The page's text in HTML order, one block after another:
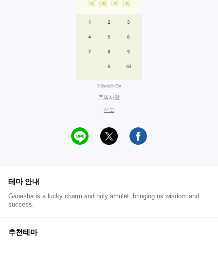
©Switch On
주의사항
신고
테마 안내
Ganesha is a lucky charm and holy amulet, bringing us wisdom and
success.
추천테마